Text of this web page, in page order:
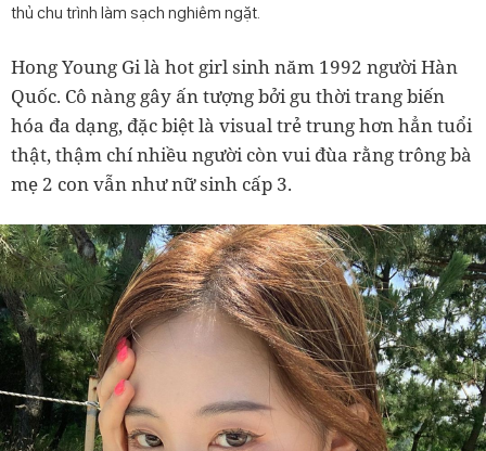
thủ chu trình làm sạch nghiêm ngặt.
Hong Young Gi là hot girl sinh năm 1992 người Hàn
Quốc. Cô nàng gây ấn tượng bởi gu thời trang biến
hóa đa dạng, đặc biệt là visual trẻ trung hơn hẳn tuổi
thật, thậm chí nhiều người còn vui đùa rằng trông bà
mẹ 2 con vẫn như nữ sinh cấp 3.